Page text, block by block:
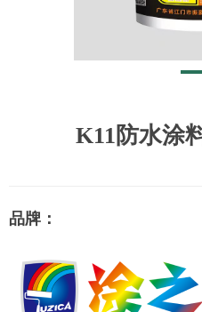
K11防水涂
品牌：